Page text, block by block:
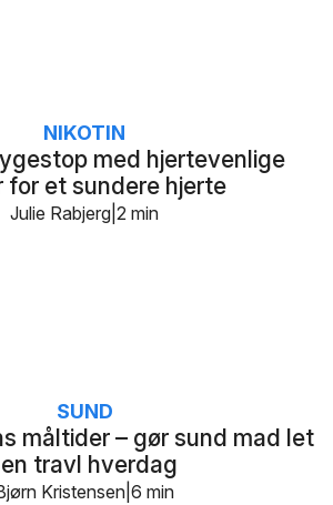
med hjertevenlige
for et sundere hjerte
NIKOTIN
2 min
Julie Rabjerg
måltider – gør sund mad let
travl hverdag
SUND
6 min
Kristensen